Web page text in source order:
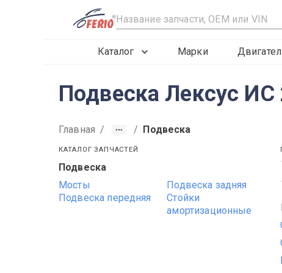
R
Каталог Марки
Подвеска Лексус ИС
Главная / / Подвеска
КАТАЛОГ ЗАПЧАСТЕЙ
Подвеска
Мосты
Подвеска задняя
Подвеска передняя
Стойки
амортизационные
2019